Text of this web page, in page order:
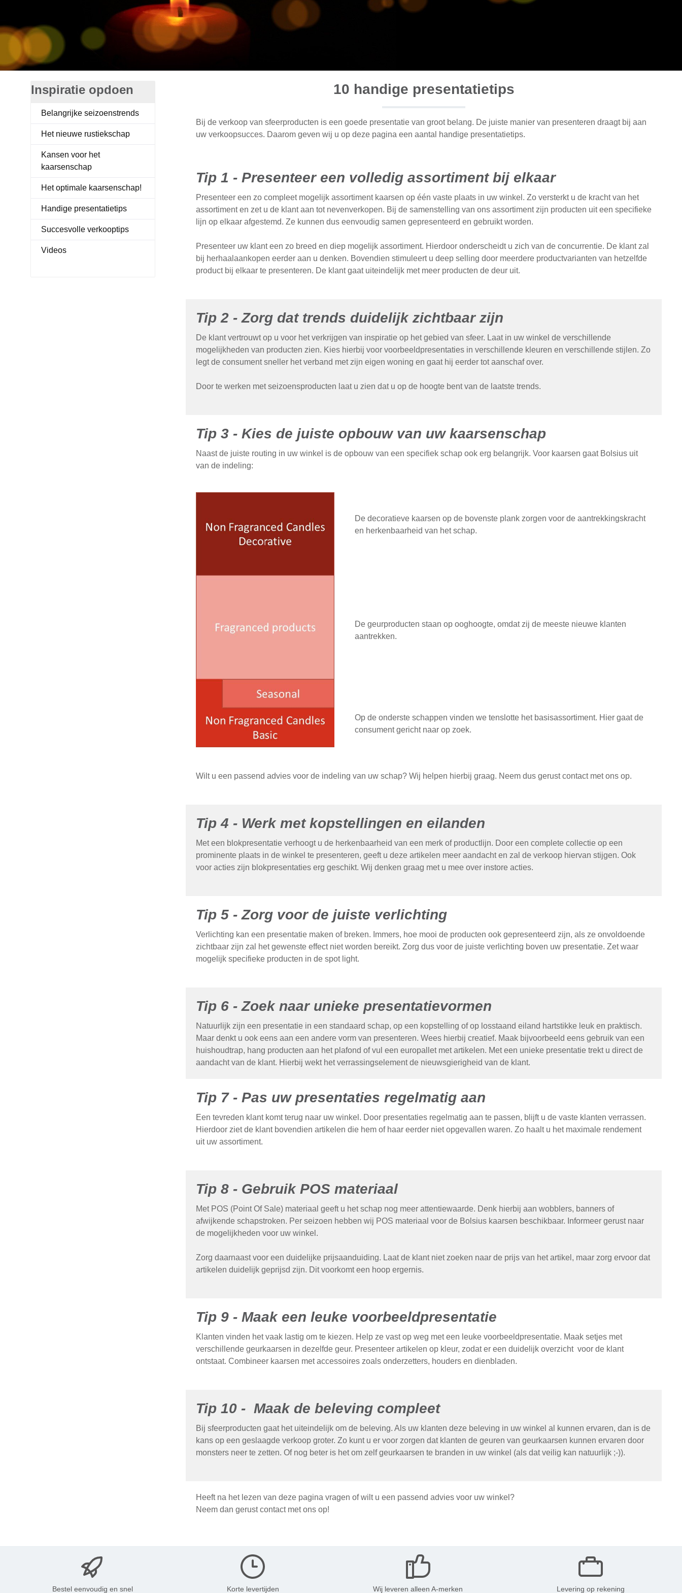
Displays
Inspiratie opdoen
Belangrijke seizoenstrends
Het nieuwe rustiekschap
Kansen voor het
kaarsenschap
Het optimale kaarsenschap!
Handige presentatietips
Succesvolle verkooptips
Videos
10 handige presentatietips
Bij de verkoop van sfeerproducten is een goede presentatie van groot belang. De juiste manier van presenteren draagt bij aan
uw verkoopsucces. Daarom geven wij u op deze pagina een aantal handige presentatietips.
Tip 1 - Presenteer een volledig assortiment bij elkaar
Presenteer een zo compleet mogelijk assortiment kaarsen op één vaste plaats in uw winkel. Zo versterkt u de kracht van het
assortiment en zet u de klant aan tot nevenverkopen. Bij de samenstelling van ons assortiment zijn producten uit een specifieke
lijn op elkaar afgestemd. Ze kunnen dus eenvoudig samen gepresenteerd en gebruikt worden.
Presenteer uw klant een zo breed en diep mogelijk assortiment. Hierdoor onderscheidt u zich van de concurrentie. De klant zal
bij herhaalaankopen eerder aan u denken. Bovendien stimuleert u deep selling door meerdere productvarianten van hetzelfde
product bij elkaar te presenteren. De klant gaat uiteindelijk met meer producten de deur uit.
Tip 2 - Zorg dat trends duidelijk zichtbaar zijn
De klant vertrouwt op u voor het verkrijgen van inspiratie op het gebied van sfeer. Laat in uw winkel de verschillende
mogelijkheden van producten zien. Kies hierbij voor voorbeeldpresentaties in verschillende kleuren en verschillende stijlen. Zo
legt de consument sneller het verband met zijn eigen woning en gaat hij eerder tot aanschaf over.
Door te werken met seizoensproducten laat u zien dat u op de hoogte bent van de laatste trends.
Tip 3 - Kies de juiste opbouw van uw kaarsenschap
Naast de juiste routing in uw winkel is de opbouw van een specifiek schap ook erg belangrijk. Voor kaarsen gaat Bolsius uit
van de indeling:
De decoratieve kaarsen op de bovenste plank zorgen voor de aantrekkingskracht
en herkenbaarheid van het schap.
De geurproducten staan op ooghoogte, omdat zij de meeste nieuwe klanten
aantrekken.
Op de onderste schappen vinden we tenslotte het basisassortiment. Hier gaat de
consument gericht naar op zoek.
Wilt u een passend advies voor de indeling van uw schap? Wij helpen hierbij graag. Neem dus gerust contact met ons op.
Tip 4 - Werk met kopstellingen en eilanden
Met een blokpresentatie verhoogt u de herkenbaarheid van een merk of productlijn. Door een complete collectie op een
prominente plaats in de winkel te presenteren, geeft u deze artikelen meer aandacht en zal de verkoop hiervan stijgen. Ook
voor acties zijn blokpresentaties erg geschikt. Wij denken graag met u mee over instore acties.
Tip 5 - Zorg voor de juiste verlichting
Verlichting kan een presentatie maken of breken. Immers, hoe mooi de producten ook gepresenteerd zijn, als ze onvoldoende
zichtbaar zijn zal het gewenste effect niet worden bereikt. Zorg dus voor de juiste verlichting boven uw presentatie. Zet waar
mogelijk specifieke producten in de spot light.
Tip 6 - Zoek naar unieke presentatievormen
Natuurlijk zijn een presentatie in een standaard schap, op een kopstelling of op losstaand eiland hartstikke leuk en praktisch.
Maar denkt u ook eens aan een andere vorm van presenteren. Wees hierbij creatief. Maak bijvoorbeeld eens gebruik van een
huishoudtrap, hang producten aan het plafond of vul een europallet met artikelen. Met een unieke presentatie trekt u direct de
aandacht van de klant. Hierbij wekt het verrassingselement de nieuwsgierigheid van de klant.
Tip 7 - Pas uw presentaties regelmatig aan
Een tevreden klant komt terug naar uw winkel. Door presentaties regelmatig aan te passen, blijft u de vaste klanten verrassen.
Hierdoor ziet de klant bovendien artikelen die hem of haar eerder niet opgevallen waren. Zo haalt u het maximale rendement
uit uw assortiment.
Tip 8 - Gebruik POS materiaal
Met POS (Point Of Sale) materiaal geeft u het schap nog meer attentiewaarde. Denk hierbij aan wobblers, banners of
afwijkende schapstroken. Per seizoen hebben wij POS materiaal voor de Bolsius kaarsen beschikbaar. Informeer gerust naar
de mogelijkheden voor uw winkel.
Zorg daarnaast voor een duidelijke prijsaanduiding. Laat de klant niet zoeken naar de prijs van het artikel, maar zorg ervoor dat
artikelen duidelijk geprijsd zijn. Dit voorkomt een hoop ergernis.
Tip 9 - Maak een leuke voorbeeldpresentatie
Klanten vinden het vaak lastig om te kiezen. Help ze vast op weg met een leuke voorbeeldpresentatie. Maak setjes met
verschillende geurkaarsen in dezelfde geur. Presenteer artikelen op kleur, zodat er een duidelijk overzicht voor de klant
ontstaat. Combineer kaarsen met accessoires zoals onderzetters, houders en dienbladen.
Tip 10 - Maak de beleving compleet
Bij sfeerproducten gaat het uiteindelijk om de beleving. Als uw klanten deze beleving in uw winkel al kunnen ervaren, dan is de
kans op een geslaagde verkoop groter. Zo kunt u er voor zorgen dat klanten de geuren van geurkaarsen kunnen ervaren door
monsters neer te zetten. Of nog beter is het om zelf geurkaarsen te branden in uw winkel (als dat veilig kan natuurlijk ;-)).
Heeft na het lezen van deze pagina vragen of wilt u een passend advies voor uw winkel?
Neem dan gerust contact met ons op!
Bestel eenvoudig en snel Korte levertijden Wij leveren alleen A-merken Levering op rekening